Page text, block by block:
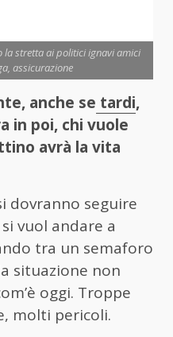
stretta ai politici ignavi amici
assicurazione
anche se tardi,
in poi, chi vuole
avrà la vita
dovranno seguire
vuol andare a
tra un semaforo
situazione non
oggi. Troppe
molti pericoli.